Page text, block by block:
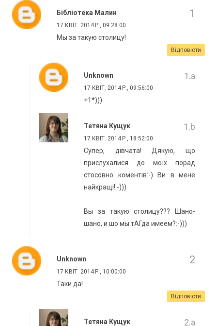
Бібліотека Малин
17 КВІТ. 2014 Р., 09:28:00
Мы за такую столицу!
Відповісти
Unknown
17 КВІТ. 2014 Р., 09:56:00
+1*)))
Тетяна Кущук
17 КВІТ. 2014 Р., 18:52:00
Супер, дівчата! Дякую, що
прислухалися до моїх порад
стосовно коментів:-) Ви в мене
найкращі!:-)))
Вы за такую столицу??? Шано-
шано, и шо мы тАГда имеем?:-)))
Unknown
17 КВІТ. 2014 Р., 10:00:00
Таки да!
Відповісти
Тетяна Кущук